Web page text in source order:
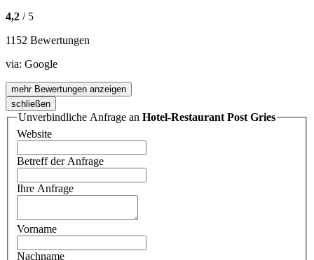
4,2 / 5
1152 Bewertungen
via: Google
mehr Bewertungen anzeigen
schließen
Unverbindliche Anfrage an Hotel-Restaurant Post Gries
Website
Betreff der Anfrage
Ihre Anfrage
Vorname
Nachname